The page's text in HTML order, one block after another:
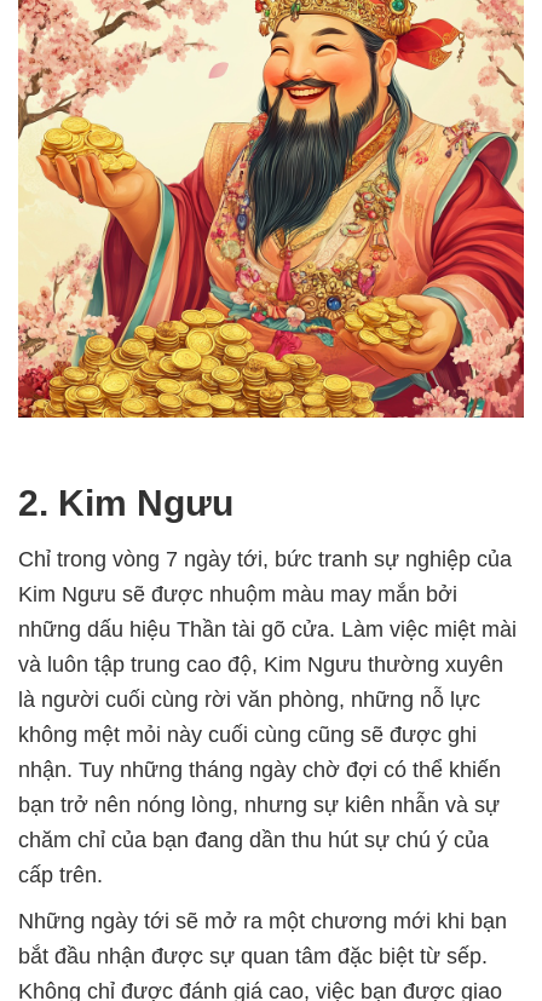
2. Kim Ngưu
Chỉ trong vòng 7 ngày tới, bức tranh sự nghiệp của
Kim Ngưu sẽ được nhuộm màu may mắn bởi
những dấu hiệu Thần tài gõ cửa. Làm việc miệt mài
và luôn tập trung cao độ, Kim Ngưu thường xuyên
là người cuối cùng rời văn phòng, những nỗ lực
không mệt mỏi này cuối cùng cũng sẽ được ghi
nhận. Tuy những tháng ngày chờ đợi có thể khiến
bạn trở nên nóng lòng, nhưng sự kiên nhẫn và sự
chăm chỉ của bạn đang dần thu hút sự chú ý của
cấp trên.
Những ngày tới sẽ mở ra một chương mới khi bạn
bắt đầu nhận được sự quan tâm đặc biệt từ sếp.
Không chỉ được đánh giá cao, việc bạn được giao